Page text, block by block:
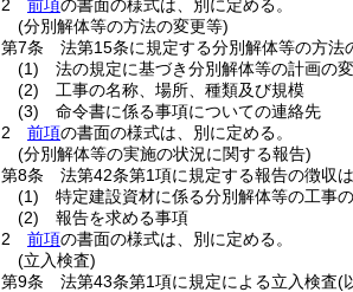
2
前項の書面の様式は、別に定める。
(分別解体等の方法の変更等)
第7条
法第15条に規定する分別解体等の方法
(1)
法の規定に基づき分別解体等の計画の
(2)
工事の名称、場所、種類及び規模
(3)
命令書に係る事項についての連絡先
2
前項の書面の様式は、別に定める。
(分別解体等の実施の状況に関する報告)
第8条
法第42条第1項に規定する報告の徴収
(1)
特定建設資材に係る分別解体等の工事
(2)
報告を求める事項
2
前項の書面の様式は、別に定める。
(立入検査)
第9条
法第43条第1項に規定による立入検査(